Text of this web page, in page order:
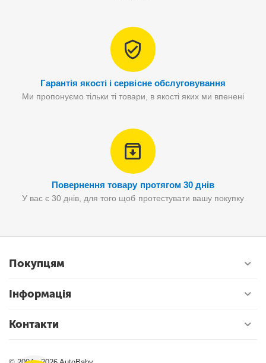
Гарантія якості і сервісне обслуговування
Ми пропонуємо тільки ті товари, в якості яких ми впенені
Повернення товару протягом 30 днів
У вас є 30 днів, для того щоб протестувати вашу покупку
Покупцям
Інформація
Контакти